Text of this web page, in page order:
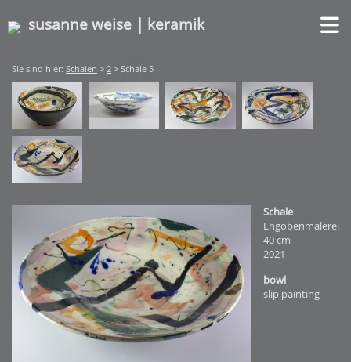
susanne weise | keramik
Sie sind hier: Schalen > 2 > Schale 5
Schale
Engobenmalerei
40 cm
2021
bowl
slip painting